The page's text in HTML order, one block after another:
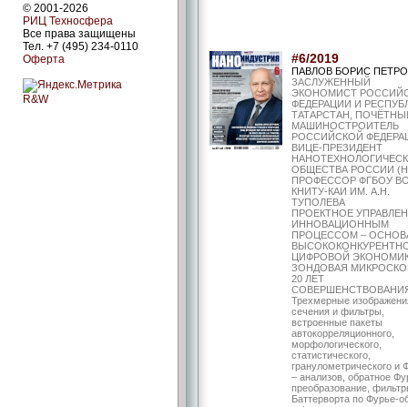
© 2001-2026
РИЦ Техносфера
Все права защищены
Тел. +7 (495) 234-0110
Оферта
R&W
#6/2019
ПАВЛОВ БОРИС
ЗАСЛУЖЕННЫЙ
ЭКОНОМИСТ
ФЕДЕРАЦИИ И
ТАТАРСТАН,
МАШИНОСТРОИТЕЛЬ
РОССИЙСКОЙ
ВИЦЕ-ПРЕЗИДЕНТ
ОБЩЕСТВА РОССИИ
ПРОФЕССОР ФГБОУ
КНИТУ-КАИ ИМ. А.Н.
ТУПОЛЕВА
ПРОЕКТНОЕ
ИННОВАЦИОННЫМ
ПРОЦЕССОМ –
ЦИФРОВОЙ
ЗОНДОВАЯ
20 ЛЕТ
Трехмерные
сечения и фильтры,
встроенные пакеты
автокорреляционного,
морфологического,
статистического,
гранулометрического и
– анализов, обратное
преобразование,
Баттерворта по Фурье-